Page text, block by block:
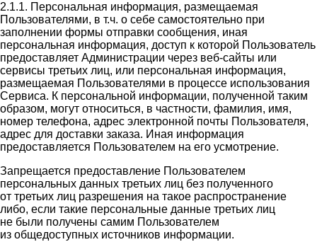
2.1.1. Персональная информация, размещаемая
Пользователями, в т.ч. о себе самостоятельно при
заполнении формы отправки сообщения, иная
персональная информация, доступ к которой Пользователь
предоставляет Администрации через веб-сайты или
сервисы третьих лиц, или персональная информация,
размещаемая Пользователями в процессе использования
Сервиса. К персональной информации, полученной таким
образом, могут относиться, в частности, фамилия, имя,
номер телефона, адрес электронной почты Пользователя,
адрес для доставки заказа. Иная информация
предоставляется Пользователем на его усмотрение.
Запрещается предоставление Пользователем
персональных данных третьих лиц без полученного
от третьих лиц разрешения на такое распространение
либо, если такие персональные данные третьих лиц
не были получены самим Пользователем
из общедоступных источников информации.